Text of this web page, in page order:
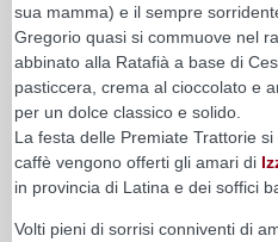
sua mamma) e il sempre
Gregorio quasi si commuove nel
abbinato alla Ratafià a base di
pasticcera, crema al cioccolato e
per un dolce classico e solido.
La festa delle Premiate Trattorie
caffè vengono offerti gli amari di
in provincia di Latina e dei soffici
Volti pieni di sorrisi conniventi di